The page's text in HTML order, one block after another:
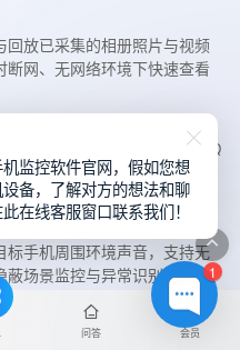
回放已采集的相册照片与视频
网、无网络环境下快速查看
、Edge、UC、夸克、QQ
史与搜索关键词，帮助了解
标手机周围环境声音，支持无
蔽场景监控与异常识别。
同系统设备的监控权限，如
问答 会员
1
监控软件官网，假如您想
备，了解对方的想法和聊
在线客服窗口联系我们！